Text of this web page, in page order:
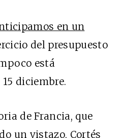
en un
del presupuesto
está
diciembre.
de Francia, que
un vistazo, Cortés